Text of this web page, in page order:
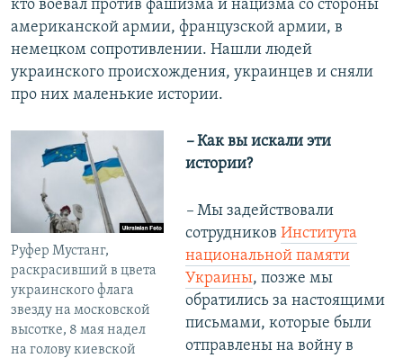
кто воевал против фашизма и нацизма со стороны
американской армии, французской армии, в
немецком сопротивлении. Нашли людей
украинского происхождения, украинцев и сняли
про них маленькие истории.
Руфер Мустанг,
раскрасивший в цвета
украинского флага
звезду на московской
высотке, 8 мая надел
на голову киевской
–Как вы искали эти
истории?
–Мы задействовали
сотрудников Института
национальной памяти
Украины, позже мы
обратились за настоящими
письмами, которые были
отправлены на войну в